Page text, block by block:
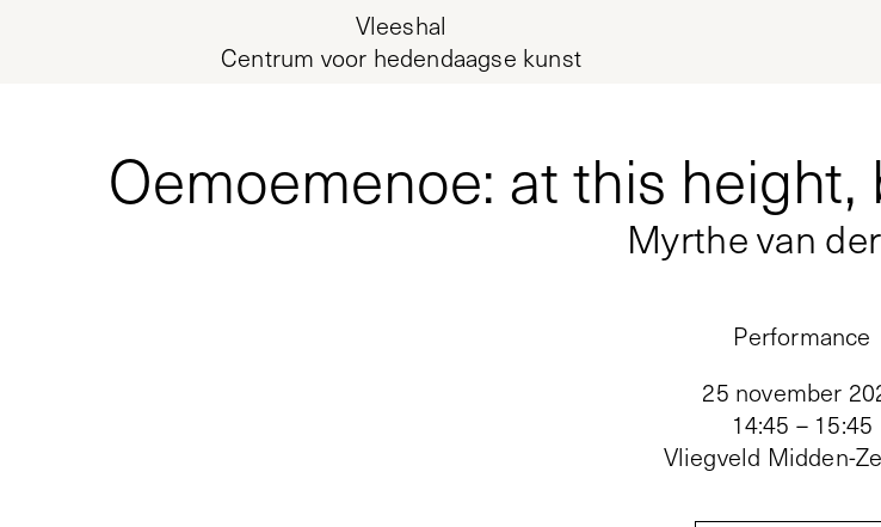
Vleeshal
Centrum voor hedendaagse kunst
Oemoemenoe: at this
Myrthe van
Performance
25 november
14:45 – 15:45
Vliegveld Midden-